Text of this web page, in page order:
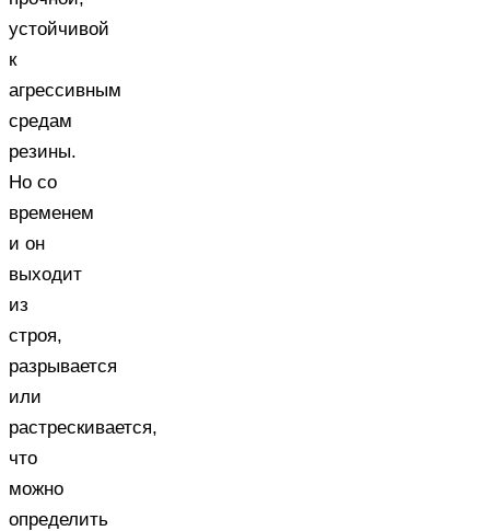
устойчивой
к
агрессивным
средам
резины.
Но со
временем
и он
выходит
из
строя,
разрывается
или
растрескивается,
что
можно
определить